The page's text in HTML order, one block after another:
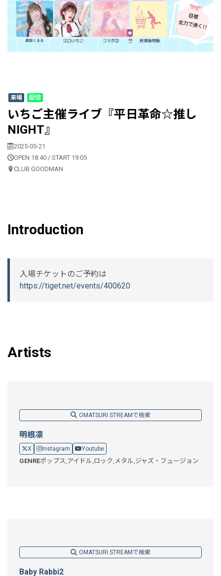
来場 配信
いちご主催ライブ『平日革命☆推し
NIGHT』
2025-05-21
OPEN 18:40 / START 19:05
CLUB GOODMAN
Introduction
入場チケットのご予約は
https://tiget.net/events/400620
Artists
OMATSURI STREAMで検索
明根凛
X Instagram Youtube
GENREポップス, アイドル, ロック, メタル, ジャズ・フュージョン
OMATSURI STREAMで検索
Baby Rabbi2